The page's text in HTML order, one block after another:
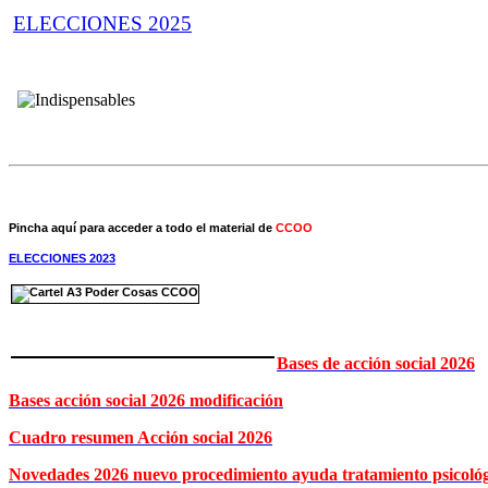
ELECCIONES 2025
Pincha aquí para acceder a todo el material de CCOO
ELECCIONES 2023
Bases de acción social 2026
Bases acción social 2026 modificación
Cuadro resumen Acción social 2026
Novedades 2026 nuevo procedimiento ayuda tratamiento